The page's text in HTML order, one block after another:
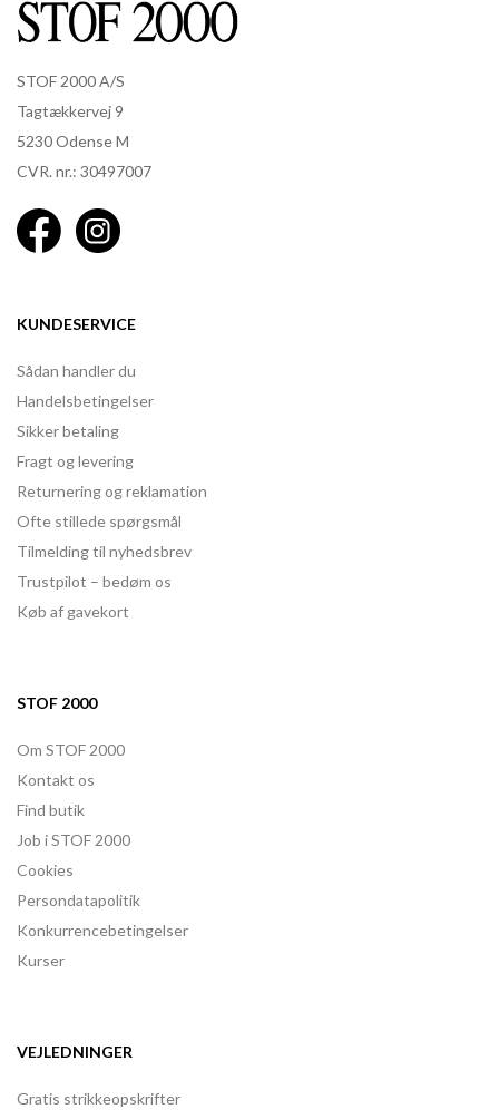
STOF 2000 A/S
Tagtækkervej 9
5230 Odense M
CVR. nr.: 30497007
KUNDESERVICE
Sådan handler du
Handelsbetingelser
Sikker betaling
Fragt og levering
Returnering og reklamation
Ofte stillede spørgsmål
Tilmelding til nyhedsbrev
Trustpilot – bedøm os
Køb af gavekort
STOF 2000
Om STOF 2000
Kontakt os
Find butik
Job i STOF 2000
Cookies
Persondatapolitik
Konkurrencebetingelser
Kurser
VEJLEDNINGER
Gratis strikkeopskrifter